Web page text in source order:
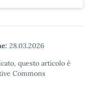
28.03.2026
questo articolo è
Commons